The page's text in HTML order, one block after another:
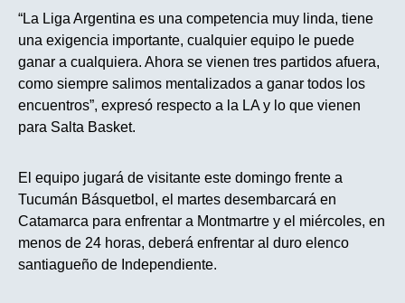
“La Liga Argentina es una competencia muy linda, tiene
una exigencia importante, cualquier equipo le puede
ganar a cualquiera. Ahora se vienen tres partidos afuera,
como siempre salimos mentalizados a ganar todos los
encuentros”, expresó respecto a la LA y lo que vienen
para Salta Basket.
El equipo jugará de visitante este domingo frente a
Tucumán Básquetbol, el martes desembarcará en
Catamarca para enfrentar a Montmartre y el miércoles, en
menos de 24 horas, deberá enfrentar al duro elenco
santiagueño de Independiente.